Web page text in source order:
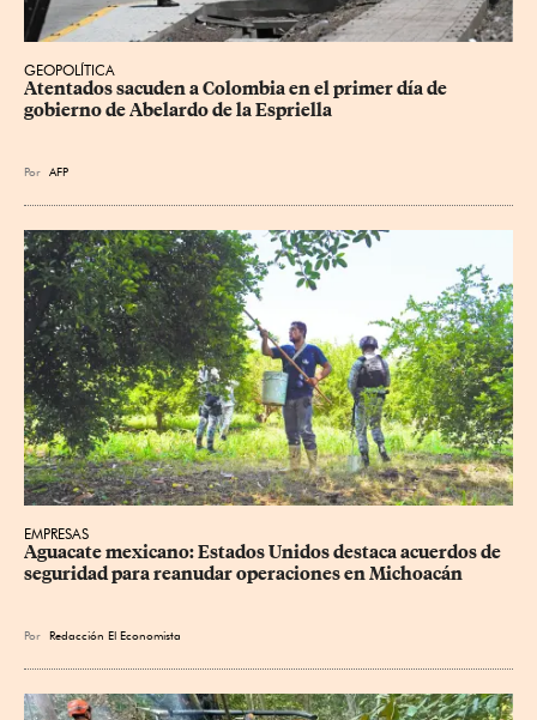
GEOPOLÍTICA
Atentados sacuden a Colombia en el primer día de
gobierno de Abelardo de la Espriella
Por AFP
EMPRESAS
Aguacate mexicano: Estados Unidos destaca acuerdos de
seguridad para reanudar operaciones en Michoacán
Por Redacción El Economista